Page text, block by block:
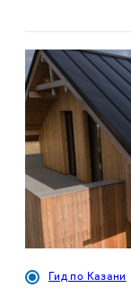
Гид по Казани